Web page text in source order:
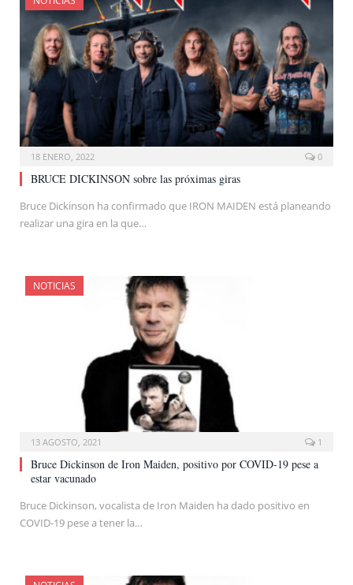
18 ENERO, 2022 0
BRUCE DICKINSON sobre las próximas giras
Bruce Dickinson ha confirmado que IRON MAIDEN está planeando
realizar una gira en la que…
NOTICIAS
13 AGOSTO, 2021 1
Bruce Dickinson de Iron Maiden, positivo por COVID-19 pese a
estar vacunado
Bruce Dickinson, vocalista de Iron Maiden ha dado positivo en
COVID-19 pese a tener la…